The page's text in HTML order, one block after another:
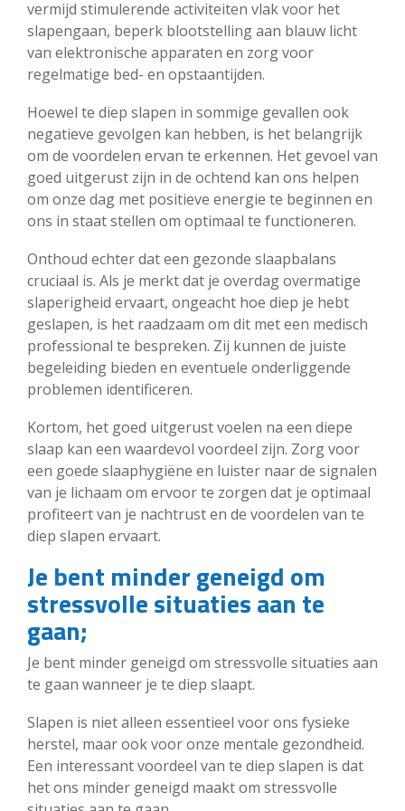
vermijd stimulerende activiteiten vlak voor het
slapengaan, beperk blootstelling aan blauw licht
van elektronische apparaten en zorg voor
regelmatige bed- en opstaantijden.
Hoewel te diep slapen in sommige gevallen ook
negatieve gevolgen kan hebben, is het belangrijk
om de voordelen ervan te erkennen. Het gevoel van
goed uitgerust zijn in de ochtend kan ons helpen
om onze dag met positieve energie te beginnen en
ons in staat stellen om optimaal te functioneren.
Onthoud echter dat een gezonde slaapbalans
cruciaal is. Als je merkt dat je overdag overmatige
slaperigheid ervaart, ongeacht hoe diep je hebt
geslapen, is het raadzaam om dit met een medisch
professional te bespreken. Zij kunnen de juiste
begeleiding bieden en eventuele onderliggende
problemen identificeren.
Kortom, het goed uitgerust voelen na een diepe
slaap kan een waardevol voordeel zijn. Zorg voor
een goede slaaphygiëne en luister naar de signalen
van je lichaam om ervoor te zorgen dat je optimaal
profiteert van je nachtrust en de voordelen van te
diep slapen ervaart.
Je bent minder geneigd om
stressvolle situaties aan te
gaan;
Je bent minder geneigd om stressvolle situaties aan
te gaan wanneer je te diep slaapt.
Slapen is niet alleen essentieel voor ons fysieke
herstel, maar ook voor onze mentale gezondheid.
Een interessant voordeel van te diep slapen is dat
het ons minder geneigd maakt om stressvolle